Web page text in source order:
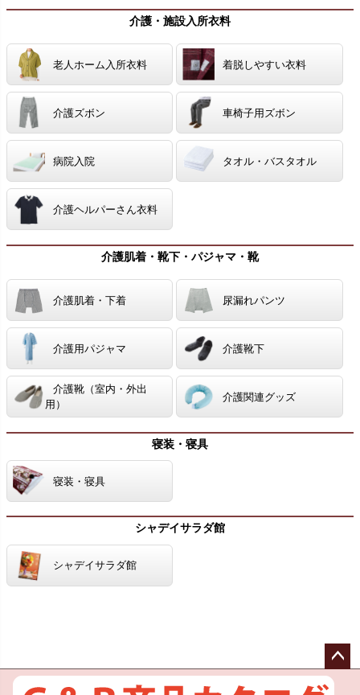
介護・施設入所衣料
老人ホーム入所衣料 着脱しやすい衣料
介護ズボン 車椅子用ズボン
病院入院 タオル・バスタオル
介護ヘルパーさん衣料
介護肌着・靴下・パジャマ・靴
介護肌着・下着 尿漏れパンツ
介護用パジャマ 介護靴下
介護靴（室内・外出
用）
介護関連グッズ
寝装・寝具
寝装・寝具
シャデイサラダ館
シャデイサラダ館
ペー